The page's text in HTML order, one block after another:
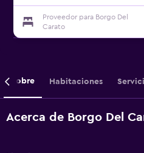
Proveedor para Borgo Del
Carato
Sobre Habitaciones
Acerca de Borgo Del